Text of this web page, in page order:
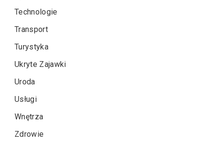
Technologie
Transport
Turystyka
Ukryte Zajawki
Uroda
Usługi
Wnętrza
Zdrowie